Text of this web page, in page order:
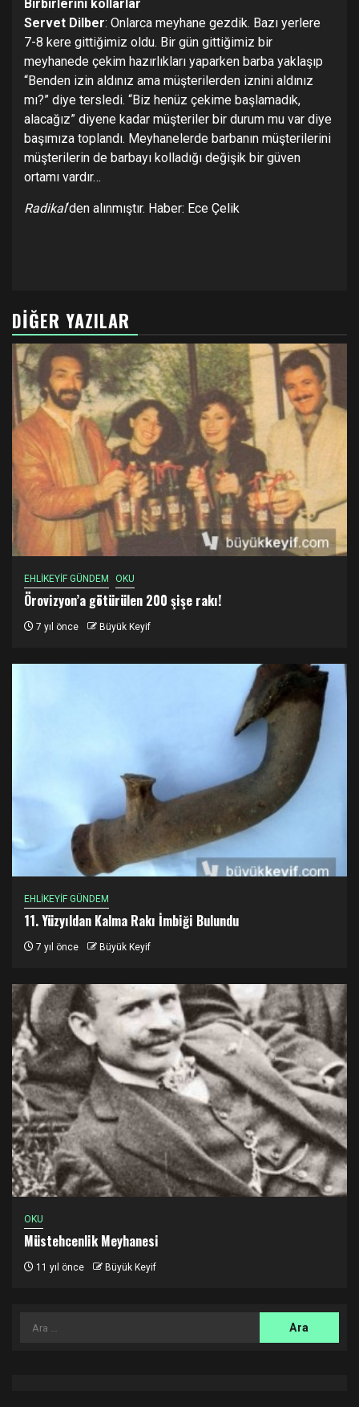
Birbirlerini kollarlar
Servet Dilber: Onlarca meyhane gezdik. Bazı yerlere
7-8 kere gittiğimiz oldu. Bir gün gittiğimiz bir
meyhanede çekim hazırlıkları yaparken barba yaklaşıp
“Benden izin aldınız ama müşterilerden iznini aldınız
mı?” diye tersledi. “Biz henüz çekime başlamadık,
alacağız” diyene kadar müşteriler bir durum mu var diye
başımıza toplandı. Meyhanelerde barbanın müşterilerini
müşterilerin de barbayı kolladığı değişik bir güven
ortamı vardır…
Radikal‘den alınmıştır. Haber: Ece Çelik
DIĞER YAZILAR
EHLİKEYİF GÜNDEM OKU
Örovizyon’a götürülen 200 şişe rakı!
7 yıl önce Büyük Keyif
EHLİKEYİF GÜNDEM
11. Yüzyıldan Kalma Rakı İmbiği Bulundu
7 yıl önce Büyük Keyif
OKU
Müstehcenlik Meyhanesi
11 yıl önce Büyük Keyif
Arama: